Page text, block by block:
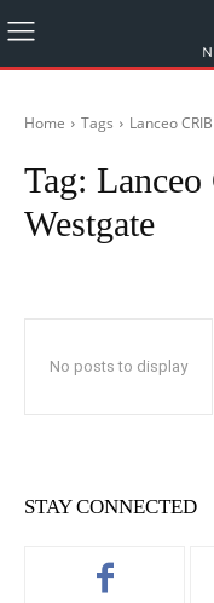
Home Tags Lanceo
Tag: Lanceo
Westgate
No posts to display
STAY CONNECTED